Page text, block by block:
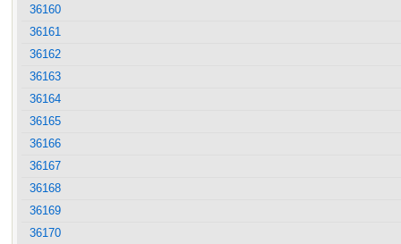
36160
36161
36162
36163
36164
36165
36166
36167
36168
36169
36170